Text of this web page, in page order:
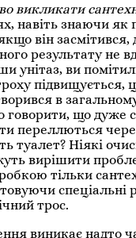
викликати
навіть знаючи як
він засмітився,
результату не
унітаз, ви
підвищується,
в
говорити, що дуже
переллються
туалет? Ніякі
вирішити
тільки
спеціальні
трос.
виникає надто